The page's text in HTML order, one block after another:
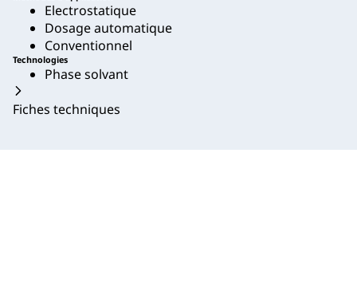
Electrostatique
Dosage automatique
Conventionnel
Technologies
Phase solvant
Fiches techniques